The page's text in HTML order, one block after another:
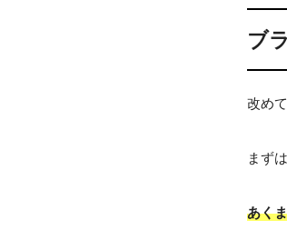
ブ
改め
まず
あく